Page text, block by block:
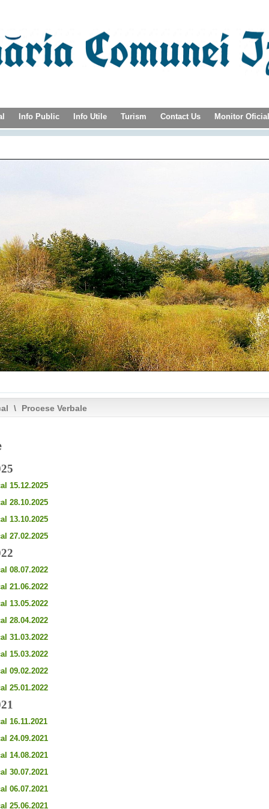
Info Public Info Utile Turism Contact Us Monitor
\ Procese Verbale
15.12.2025
28.10.2025
13.10.2025
27.02.2025
08.07.2022
21.06.2022
13.05.2022
28.04.2022
31.03.2022
15.03.2022
09.02.2022
25.01.2022
16.11.2021
24.09.2021
14.08.2021
30.07.2021
06.07.2021
25.06.2021